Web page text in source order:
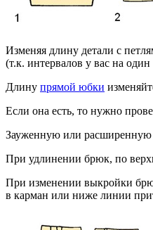
Изменяя длину детали с
(т.к. интервалов у вас на
Длину прямой юбки
Если она есть, то нужно
Зауженную или расширенную
При удлинении брюк, по
При изменении выкройки
в карман или ниже линии